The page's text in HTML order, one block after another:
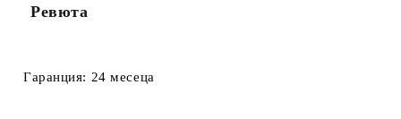
Ревюта
Гаранция: 24 месеца